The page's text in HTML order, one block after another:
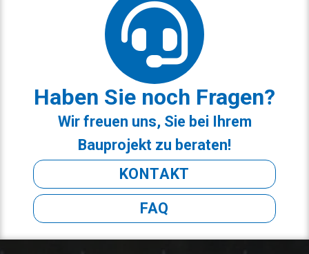
Haben Sie noch Fragen?
Wir freuen uns, Sie bei Ihrem
Bauprojekt zu beraten!
KONTAKT
FAQ